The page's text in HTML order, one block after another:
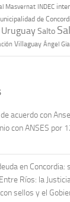
Masvernat INDEC
de
UruguaySalto
Villaguay Ángel
acuerdo con
con ANSES por
en Concordia:
Ríos: la
sellos y el